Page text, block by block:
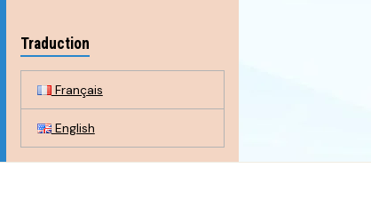
Traduction
Français
English